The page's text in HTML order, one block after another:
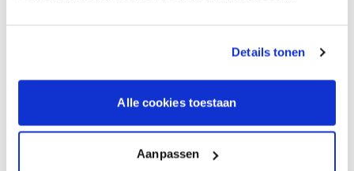
Details tonen
Alle cookies toestaan
Aanpassen